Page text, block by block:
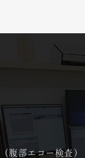
腹部エコー検査）